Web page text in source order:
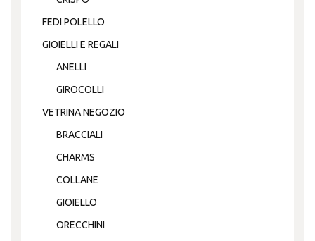
FEDI POLELLO
GIOIELLI E REGALI
ANELLI
GIROCOLLI
VETRINA NEGOZIO
BRACCIALI
CHARMS
COLLANE
GIOIELLO
ORECCHINI